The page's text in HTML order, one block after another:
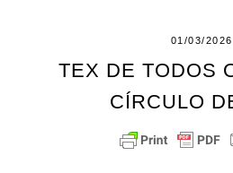
01/03/2026
TEX DE TODOS
CÍRCULO